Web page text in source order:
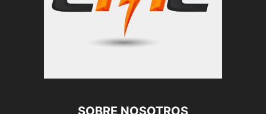
SOBRE NOSOTROS